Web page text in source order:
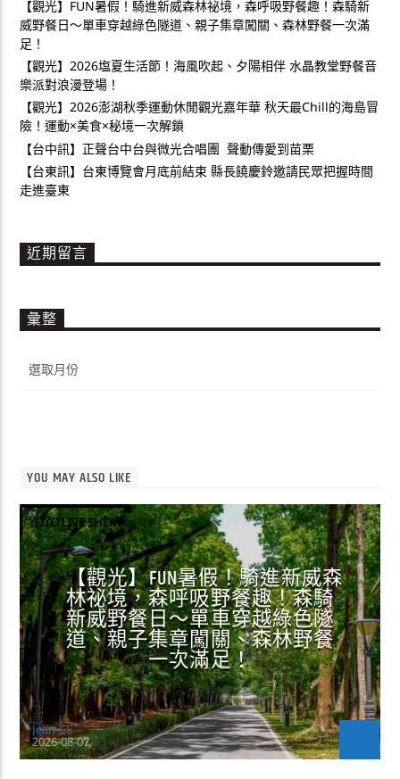
【觀光】FUN暑假！騎進新威森林祕境，森呼吸野餐趣！森騎新
威野餐日～單車穿越綠色隧道、親子集章闖關、森林野餐一次滿
足！
【觀光】2026塩夏生活節！海風吹起、夕陽相伴 水晶教堂野餐音
樂派對浪漫登場！
【觀光】2026澎湖秋季運動休閒觀光嘉年華 秋天最Chill的海島冒
險！運動×美食×秘境一次解鎖
【台中訊】正聲台中台與微光合唱團 聲動傳愛到苗栗
【台東訊】台東博覽會月底前結束 縣長饒慶鈴邀請民眾把握時間
走進臺東
近期留言
彙整
整
YOU MAY ALSO LIKE
YOYO LIVE SHOW
【觀光】FUN暑假！騎進新威森
林祕境，森呼吸野餐趣！森騎
新威野餐日～單車穿越綠色隧
道、親子集章闖關、森林野餐
一次滿足！
Jean-CS
2026-08-07